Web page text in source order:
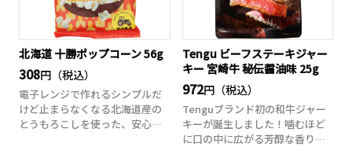
北海道 十勝ポップコーン 56g
308円（税込）
電子レンジで作れるシンプルだ
けど止まらなくなる北海道産の
とうもろこしを使った、安心安
Tengu ビーフステーキジャー
キー 宮崎牛 秘伝醤油味 25g
972円（税込）
Tenguブランド初の和牛ジャー
キーが誕生しました！噛むほど
に口の中に広がる芳醇な香り、